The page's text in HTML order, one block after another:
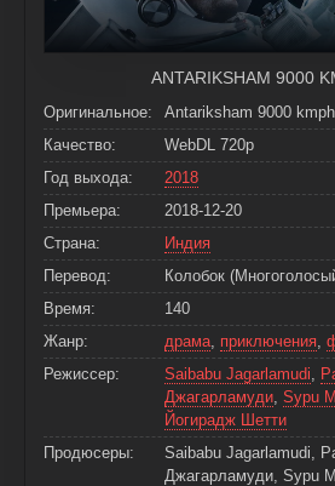
ANTARIKSHAM 9000
Оригинальное:
Antariksham 9000 kmph
Качество:
WebDL 720p
Год выхода:
2018
Премьера:
2018-12-20
Страна:
Индия
Перевод:
Колобок
Время:
140
Жанр:
драма, приключения,
Режиссер:
Saibabu Jagarlamudi,
Джагарламуди, Sypu
Йогирадж Шетти
Продюсеры:
Saibabu Jagarlamudi,
Джагарламуди, Sypu